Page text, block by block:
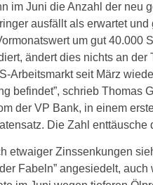
im Juni die Anzahl der neu
ausfällt als erwartet und
um gut 40.000
ändert dies nichts an der
Arbeitsmarkt seit März
befindet”, schrieb Thomas
der VP Bank, in einem
Die Zahl enttäusche
etwaiger Zinssenkungen
Fabeln” angesiedelt, auch